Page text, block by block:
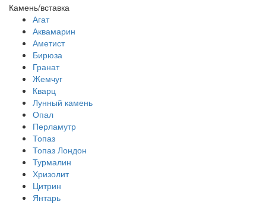
Камень/вставка
Агат
Аквамарин
Аметист
Бирюза
Гранат
Жемчуг
Кварц
Лунный камень
Опал
Перламутр
Топаз
Топаз Лондон
Турмалин
Хризолит
Цитрин
Янтарь